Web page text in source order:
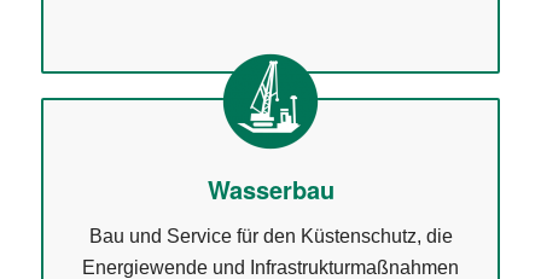
Wasserbau
Bau und Service für den Küstenschutz, die
Energiewende und Infrastrukturmaßnahmen